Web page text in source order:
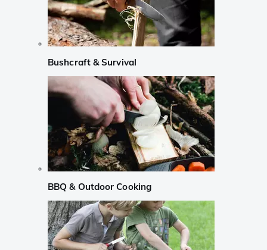
Bushcraft & Survival
BBQ & Outdoor Cooking